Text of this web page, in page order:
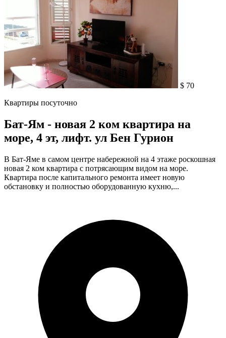
$ 70
Квартиры посуточно
Бат-Ям - новая 2 ком квартира на
море, 4 эт, лифт. ул Бен Гурион
В Бат-Яме в самом центре набережной на 4 этаже роскошная
новая 2 ком квартира с потрясающим видом на море.
Квартира после капитального ремонта имеет новую
обстановку и полностью оборудованную кухню,...